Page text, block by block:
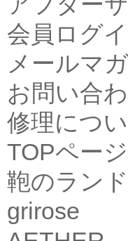
会員ログ
メールマ
お問い合
修理につ
TOPページ
鞄のラン
grirose